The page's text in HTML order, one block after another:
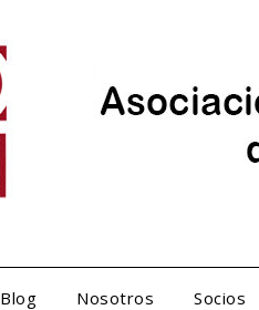
Blog Nosotros Socios